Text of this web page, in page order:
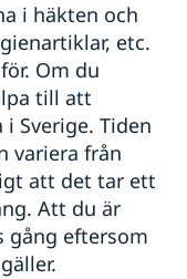
i häkten och
etc.
Om du
till att
Sverige. Tiden
variera från
att det tar ett
Att du är
gång eftersom